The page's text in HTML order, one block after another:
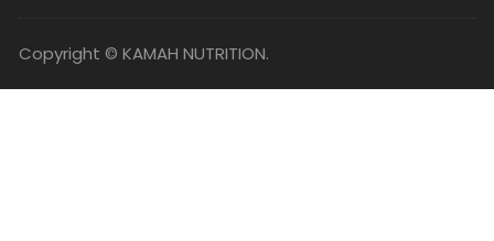
Copyright © KAMAH NUTRITION.